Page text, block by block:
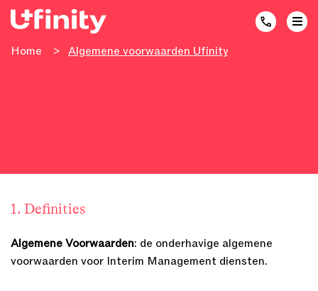
Home > Algemene voorwaarden Ufinity
1. Definities
Algemene Voorwaarden: de onderhavige algemene
voorwaarden voor Interim Management diensten.